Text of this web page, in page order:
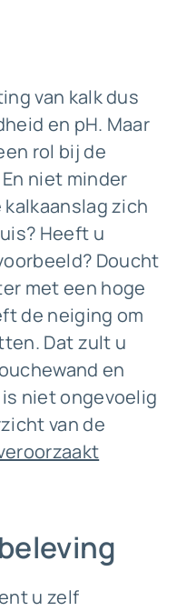
van kalk dus
en pH. Maar
rol bij de
niet minder
zich
Heeft u
Doucht
met een hoge
de neiging om
Dat zult u
en
niet ongevoelig
van de
u zelf